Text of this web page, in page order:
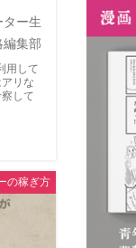
ター生
編集部
用して
リな
して
の稼ぎ方